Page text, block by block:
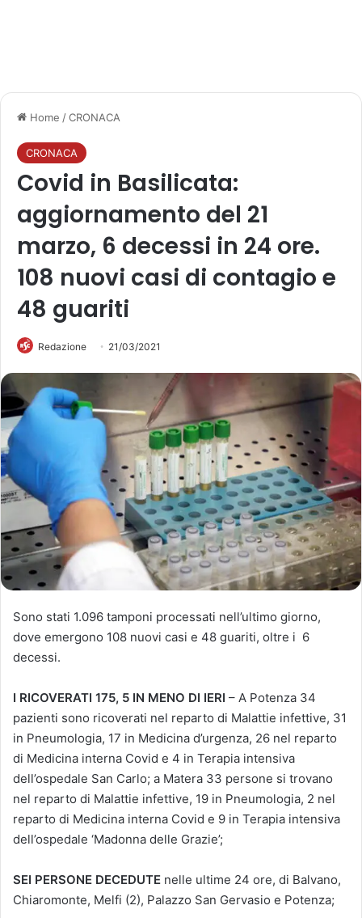
Home /CRONACA
CRONACA
Covid in Basilicata:
aggiornamento del 21
marzo, 6 decessi in 24 ore.
108 nuovi casi di contagio e
48 guariti
Redazione 21/03/2021
Sono stati 1.096 tamponi processati nell’ultimo giorno,
dove emergono 108 nuovi casi e 48 guariti, oltre i 6
decessi.
I RICOVERATI 175, 5 IN MENO DI IERI – A Potenza 34
pazienti sono ricoverati nel reparto di Malattie infettive, 31
in Pneumologia, 17 in Medicina d’urgenza, 26 nel reparto
di Medicina interna Covid e 4 in Terapia intensiva
dell’ospedale San Carlo; a Matera 33 persone si trovano
nel reparto di Malattie infettive, 19 in Pneumologia, 2 nel
reparto di Medicina interna Covid e 9 in Terapia intensiva
dell’ospedale ‘Madonna delle Grazie’;
SEI PERSONE DECEDUTE nelle ultime 24 ore, di Balvano,
Chiaromonte, Melfi (2), Palazzo San Gervasio e Potenza;